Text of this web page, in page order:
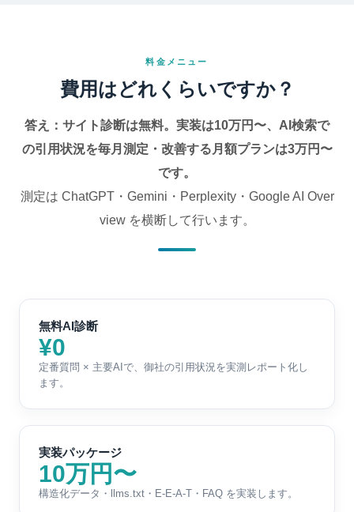
料金メニュー
費用はどれくらいですか？
答え：サイト診断は無料。実装は10万円〜、AI検索で
の引用状況を毎月測定・改善する月額プランは3万円〜
です。
測定は ChatGPT・Gemini・Perplexity・Google AI Over
view を横断して行います。
無料AI診断
¥0
定番質問 × 主要AIで、御社の引用状況を実測レポート化し
ます。
実装パッケージ
10万円〜
構造化データ・llms.txt・E-E-A-T・FAQ を実装します。